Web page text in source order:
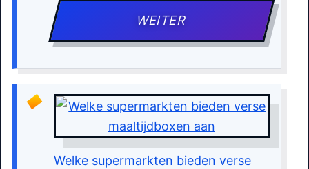
WEITER
Welke supermarkten bieden verse